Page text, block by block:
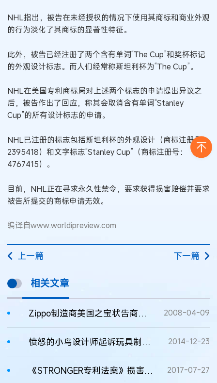
NHL指出，被告在未经授权的情况下使用其商标和商业外观
的行为淡化了其商标的显著性特征。
此外，被告已经注册了两个含有单词“The Cup”和奖杯标记
的外观设计标志。而人们经常称斯坦利杯为“The Cup”。
NHL在美国专利商标局对上述两个标志的申请提出异议之
后，被告作出了回应，称其会取消含有单词“Stanley
Cup”的所有设计标志的申请。
NHL已注册的标志包括斯坦利杯的外观设计（商标注册号：
2395418）和文字标志“Stanley Cup”（商标注册号：
4767415）。
目前，NHL正在寻求永久性禁令，要求获得损害赔偿并要求
被告所提交的商标申请无效。
编译自www.worldipreview.com
上一篇 下一篇
相关文章
Zippo制造商美国之宝状告商评委胜诉 2008-04-09
愤怒的小鸟设计师起诉玩具制造商侵权 2014-12-23
《STRONGER专利法案》损害美国制造商利益 2017-07-27